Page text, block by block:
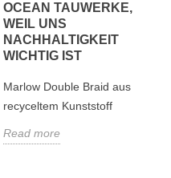
OCEAN TAUWERKE,
WEIL UNS
NACHHALTIGKEIT
WICHTIG IST
Marlow Double Braid aus
recyceltem Kunststoff
Read more